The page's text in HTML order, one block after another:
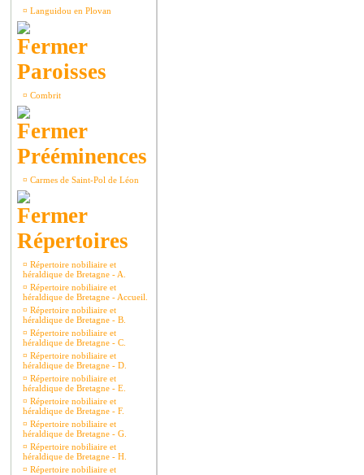
¤ Languidou en Plovan
Paroisses
¤ Combrit
Prééminences
¤ Carmes de Saint-Pol de Léon
Répertoires
¤ Répertoire nobiliaire et
héraldique de Bretagne - A.
¤ Répertoire nobiliaire et
héraldique de Bretagne - Accueil.
¤ Répertoire nobiliaire et
héraldique de Bretagne - B.
¤ Répertoire nobiliaire et
héraldique de Bretagne - C.
¤ Répertoire nobiliaire et
héraldique de Bretagne - D.
¤ Répertoire nobiliaire et
héraldique de Bretagne - E.
¤ Répertoire nobiliaire et
héraldique de Bretagne - F.
¤ Répertoire nobiliaire et
héraldique de Bretagne - G.
¤ Répertoire nobiliaire et
héraldique de Bretagne - H.
¤ Répertoire nobiliaire et